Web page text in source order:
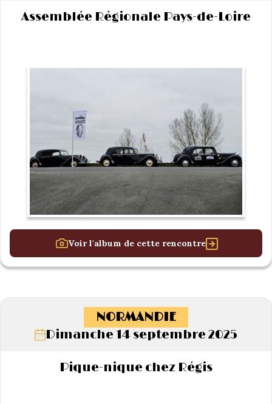
Assemblée Régionale Pays-de-Loire
Voir l'album de cette rencontre
NORMANDIE
Dimanche 14 septembre 2025
Pique-nique chez Régis